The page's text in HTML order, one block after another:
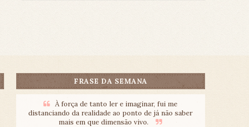
FRASE DA SEMANA
À força de tanto ler e imaginar, fui me
distanciando da realidade ao ponto de já não saber
mais em que dimensão vivo.